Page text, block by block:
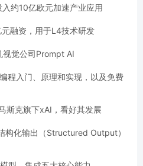
约10亿欧元加速产业应用
融资，用于L4技术研发
视觉公司Prompt AI
程入门、原理和实现，以及免费
斯克旗下xAI，看好其发展
构化输出（Structured Output）